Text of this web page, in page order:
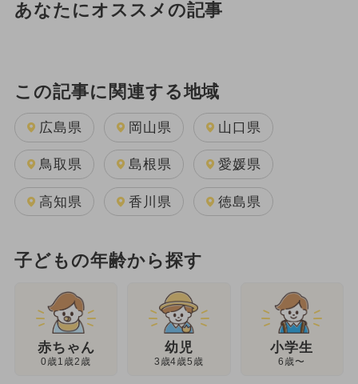
あなたにオススメの記事
この記事に関連する地域
広島県 岡山県 山口県
鳥取県 島根県 愛媛県
高知県 香川県 徳島県
子どもの年齢から探す
赤ちゃん
0歳1歳2歳
幼児
3歳4歳5歳
小学生
6歳〜